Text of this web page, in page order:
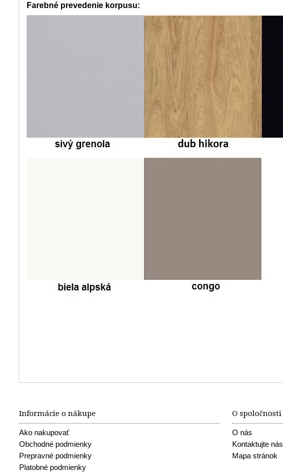
Farebné prevedenie korpusu:
Informácie o nákupe
Ako nakupovať
Obchodné podmienky
Prepravné podmienky
Platobné podmienky
O spoločnosti
O nás
Kontaktujte nás
Mapa stránok